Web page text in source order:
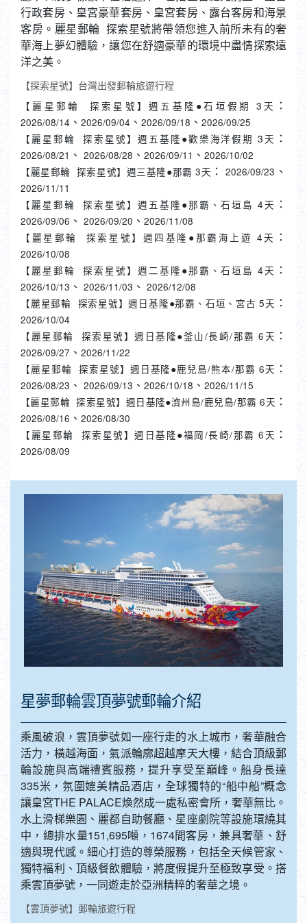
客房。麗星郵輪 探索星號將帶領您進入前所未有的奢
華海上夢幻體驗，讓您在舒適豪華的環境中盡情探索遠
洋之美。
【探索星號】台灣出發郵輪旅遊行程
【麗星郵輪 探索星號】週五基隆●石垣假期 3天
2026/08/14、 2026/09/04、 2026/09/18、
2026/09/25
【麗星郵輪 探索星號】週五基隆●歡樂海洋假期 3天
2026/08/21、2026/08/28 、2026/09/11、2026/10/02
【麗星郵輪 探索星號】週三基隆●那霸 3天：2026/09/23
2026/11/11
【麗星郵輪 探索星號】週五基隆●那霸、石垣島 4天
2026/09/06、2026/09/20 、2026/11/08
【麗星郵輪 探索星號】週四基隆●那霸海上遊 4天
2026/10/08
【麗星郵輪 探索星號】週二基隆●那霸、石垣島 4天
2026/10/13、2026/11/03 、 2026/12/08
【麗星郵輪 探索星號】週日基隆●那霸、石垣、宮古 5天
2026/10/04
【麗星郵輪 探索星號】週日基隆●釜山/長崎/那霸 6天
2026/09/27、
2026/11/22
【麗星郵輪 探索星號】週日基隆●鹿兒島/熊本/那霸 6天
2026/08/23、2026/09/13、2026/10/18、2026/11/15
【麗星郵輪 探索星號】週日基隆●濟州島/鹿兒島/那霸 6天
2026/08/16 、2026/08/30
【麗星郵輪 探索星號】週日基隆●福岡/長崎/那霸 6天
2026/08/09
活力，橫越海面，氣派輪廓超越摩天大樓，結合頂級郵
輪設施與高端禮賓服務，提升享受至巔峰。船身長達
335米，氛圍媲美精品酒店，全球獨特的“船中船”概念
讓皇宮THE PALACE煥然成一處私密會所，奢華無比。
水上滑梯樂園、麗都自助餐廳、星座劇院等設施環繞其
中，總排水量151,695噸，1674間客房，兼具奢華、舒
適與現代感。細心打造的尊榮服務，包括全天候管家、
獨特福利、頂級餐飲體驗，將度假提升至極致享受。搭
乘雲頂夢號，一同遊走於亞洲精粹的奢華之境。
【雲頂夢號】郵輪旅遊行程
【星夢郵輪 雲頂夢號】新加坡+馬六甲 4天(機+船+酒自由行)